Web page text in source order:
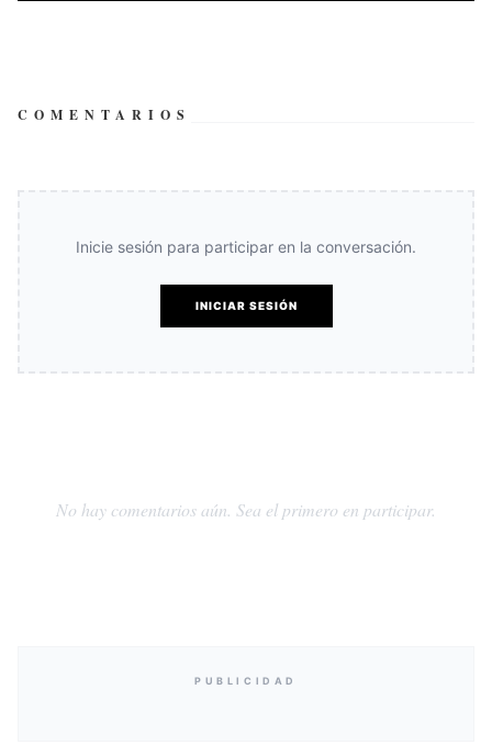
COMENTARIOS
Inicie sesión para participar en la conversación.
INICIAR SESIÓN
No hay comentarios aún. Sea el primero en participar.
PUBLICIDAD